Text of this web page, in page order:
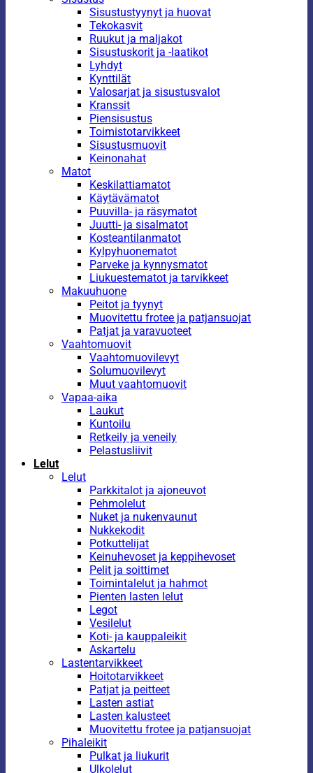
Sisustustyynyt ja huovat
Tekokasvit
Ruukut ja maljakot
Sisustuskorit ja -laatikot
Lyhdyt
Kynttilät
Valosarjat ja sisustusvalot
Kranssit
Piensisustus
Toimistotarvikkeet
Sisustusmuovit
Keinonahat
Matot
Keskilattiamatot
Käytävämatot
Puuvilla- ja räsymatot
Juutti- ja sisalmatot
Kosteantilanmatot
Kylpyhuonematot
Parveke ja kynnysmatot
Liukuestematot ja tarvikkeet
Makuuhuone
Peitot ja tyynyt
Muovitettu frotee ja patjansuojat
Patjat ja varavuoteet
Vaahtomuovit
Vaahtomuovilevyt
Solumuovilevyt
Muut vaahtomuovit
Vapaa-aika
Laukut
Kuntoilu
Retkeily ja veneily
Pelastusliivit
Lelut
Lelut
Parkkitalot ja ajoneuvot
Pehmolelut
Nuket ja nukenvaunut
Nukkekodit
Potkuttelijat
Keinuhevoset ja keppihevoset
Pelit ja soittimet
Toimintalelut ja hahmot
Pienten lasten lelut
Legot
Vesilelut
Koti- ja kauppaleikit
Askartelu
Lastentarvikkeet
Hoitotarvikkeet
Patjat ja peitteet
Lasten astiat
Lasten kalusteet
Muovitettu frotee ja patjansuojat
Pihaleikit
Pulkat ja liukurit
Ulkolelut